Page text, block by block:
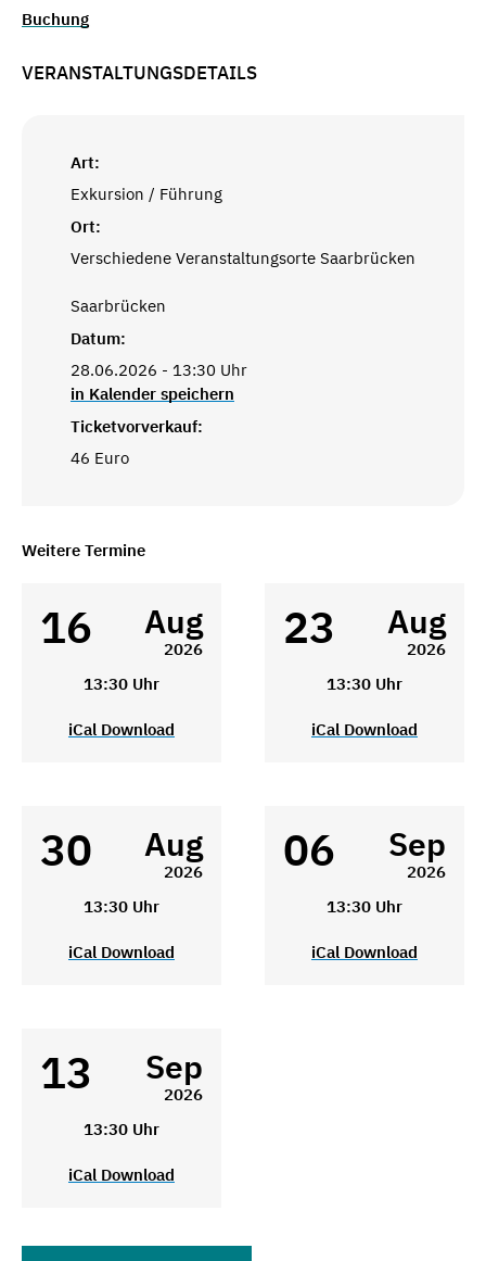
Buchung
VERANSTALTUNGSDETAILS
Art:
Exkursion / Führung
Ort:
Verschiedene Veranstaltungsorte Saarbrücken
Saarbrücken
Datum:
28.06.2026 - 13:30 Uhr
in Kalender speichern
Ticketvorverkauf:
46 Euro
Weitere Termine
16 Aug
2026
13:30 Uhr
iCal Download
23 Aug
2026
13:30 Uhr
iCal Download
30 Aug
2026
13:30 Uhr
iCal Download
06 Sep
2026
13:30 Uhr
iCal Download
13 Sep
2026
13:30 Uhr
iCal Download